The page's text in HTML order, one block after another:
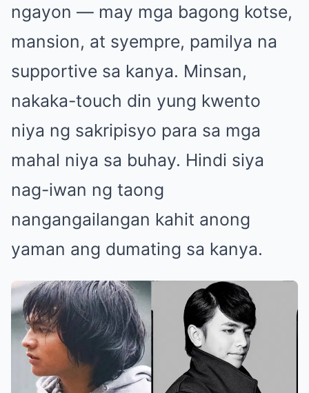
ngayon — may mga bagong kotse,
mansion, at syempre, pamilya na
supportive sa kanya. Minsan,
nakaka-touch din yung kwento
niya ng sakripisyo para sa mga
mahal niya sa buhay. Hindi siya
nag-iwan ng taong
nangangailangan kahit anong
yaman ang dumating sa kanya.